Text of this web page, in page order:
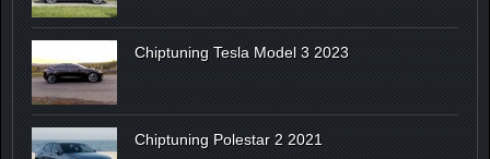
Chiptuning Tesla Model 3 2023
Chiptuning Polestar 2 2021